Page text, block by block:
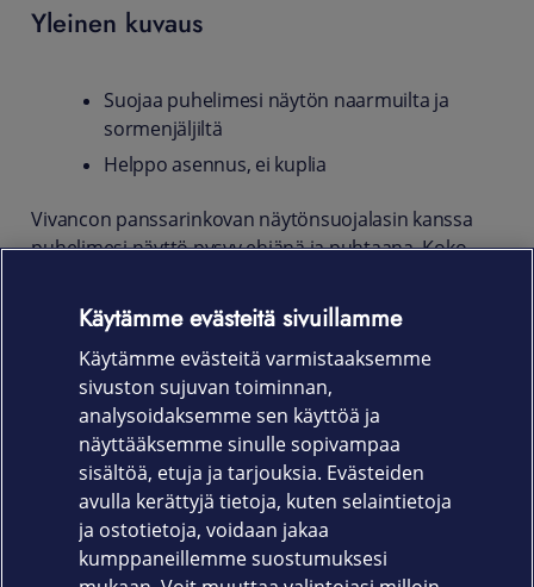
Yleinen kuvaus
Suojaa puhelimesi näytön naarmuilta ja
sormenjäljiltä
Helppo asennus, ei kuplia
Vivancon panssarinkovan näytönsuojalasin kanssa
puhelimesi näyttö pysyy ehjänä ja puhtaana. Koko
suojalasi on valmistettu karkaistusta lasista.
Näytönsuojan käsitelty pinta ehkäisee sormenjälkiä ja
pitää näytön puhtaana.
Tuotekoodi
61621
Käytämme evästeitä sivuillamme
Käytämme evästeitä varmistaaksemme
sivuston sujuvan toiminnan,
analysoidaksemme sen käyttöä ja
näyttääksemme sinulle sopivampaa
sisältöä, etuja ja tarjouksia. Evästeiden
avulla kerättyjä tietoja, kuten selaintietoja
ja ostotietoja, voidaan jakaa
kumppaneillemme suostumuksesi